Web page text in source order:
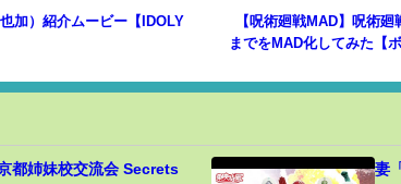
加）紹介ムービー【IDOLY
【呪術廻戦MAD】呪術
までをMAD化してみた【
妹校交流会 Secrets
妻